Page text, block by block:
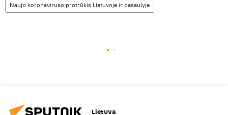
Naujo koronaviruso protrūkis Lietuvoje ir pasaulyje
Lietuva